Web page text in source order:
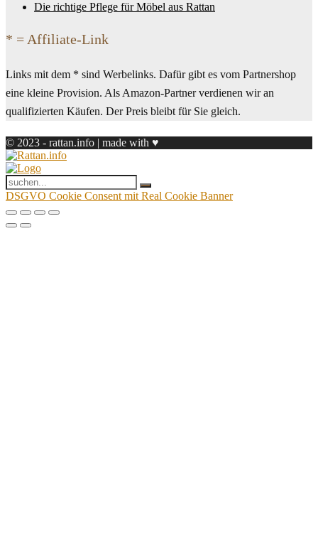
Die richtige Pflege für Möbel aus Rattan
* = Affiliate-Link
Links mit dem * sind Werbelinks. Dafür gibt es vom Partnershop
eine kleine Provision. Als Amazon-Partner verdienen wir an
qualifizierten Käufen. Der Preis bleibt für Sie gleich.
© 2023 - rattan.info | made with ♥
DSGVO Cookie Consent mit Real Cookie Banner